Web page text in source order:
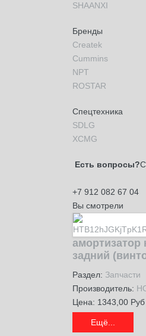
SHAANXI
Бренды
Createk
Cummins
NPT
ROSTAR
Спецтехника
SDLG
XCMG
Есть вопросы?
+7 912 082 67 04
Вы смотрели
амортизатор
задний
Раздел: Запчасти
Производитель:
Цена: 1343,00 Руб
Ещё...